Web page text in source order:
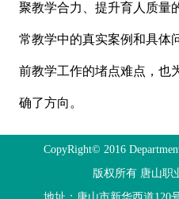
聚教学合力、提升育人质量
常教学中的真实案例和具体
前教学工作的堵点难点，也
确了方向。
CopyRight© 2016
版权所有 唐山职